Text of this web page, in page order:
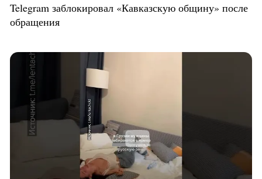
Telegram заблокировал «Кавказскую общину» после
обращения